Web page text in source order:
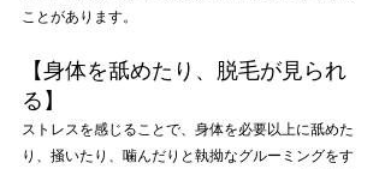
ことがあります。
【身体を舐めたり、脱毛が見られ
る】
ストレスを感じることで、身体を必要以上に舐めた
り、掻いたり、噛んだりと執拗なグルーミングをす